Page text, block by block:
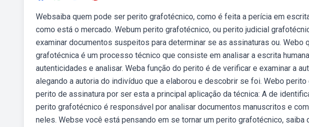
Websaiba quem pode ser perito grafotécnico, como é feita a perícia em
como está o mercado. Webum perito grafotécnico, ou perito judicial
examinar documentos suspeitos para determinar se as assinaturas ou. Webo
grafotécnica é um processo técnico que consiste em analisar a escrita
autenticidades e analisar. Weba função do perito é de verificar e examinar a
alegando a autoria do indivíduo que a elaborou e descobrir se foi. Webo
perito de assinatura por ser esta a principal aplicação da técnica: A de
perito grafotécnico é responsável por analisar documentos manuscritos e
neles. Webse você está pensando em se tornar um perito grafotécnico,